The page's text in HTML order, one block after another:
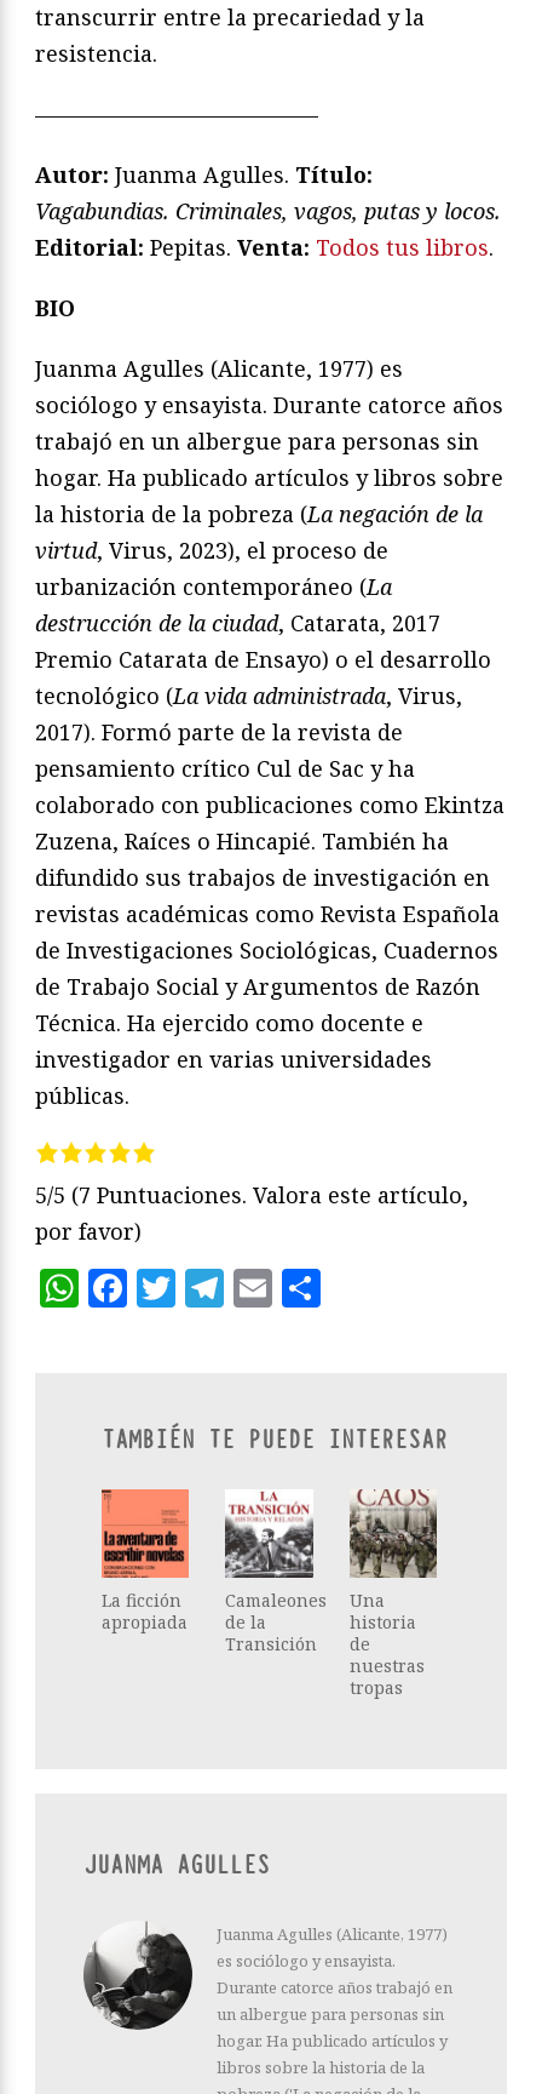
transcurrir entre la precariedad y la
resistencia.
—————————————
Autor: Juanma Agulles. Título:
Vagabundias. Criminales, vagos, putas y locos.
Editorial: Pepitas. Venta: Todos tus libros.
BIO
Juanma Agulles (Alicante, 1977) es
sociólogo y ensayista. Durante catorce años
trabajó en un albergue para personas sin
hogar. Ha publicado artículos y libros sobre
la historia de la pobreza (La negación de la
virtud, Virus, 2023), el proceso de
urbanización contemporáneo (La
destrucción de la ciudad, Catarata, 2017
Premio Catarata de Ensayo) o el desarrollo
tecnológico (La vida administrada, Virus,
2017). Formó parte de la revista de
pensamiento crítico Cul de Sac y ha
colaborado con publicaciones como Ekintza
Zuzena, Raíces o Hincapié. También ha
difundido sus trabajos de investigación en
revistas académicas como Revista Española
de Investigaciones Sociológicas, Cuadernos
de Trabajo Social y Argumentos de Razón
Técnica. Ha ejercido como docente e
investigador en varias universidades
públicas.
5/5 (7 Puntuaciones. Valora este artículo,
por favor)
WhatsApp
Facebook
Twitter
Telegram
Email
TAMBIÉN TE PUEDE INTERESAR
La ficción
apropiada
Camaleones
de la
Transición
Una
historia
de
nuestras
tropas
JUANMA AGULLES
Juanma Agulles (Alicante, 1977)
es sociólogo y ensayista.
Durante catorce años trabajó en
un albergue para personas sin
hogar. Ha publicado artículos y
libros sobre la historia de la